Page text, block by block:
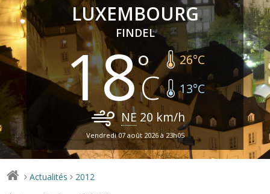
LUXEMBOURG
FINDEL
18 26°C
13°C
NE 20 km/h
Vendredi 07 août 2026 à 23h05
> Actualités > 2012